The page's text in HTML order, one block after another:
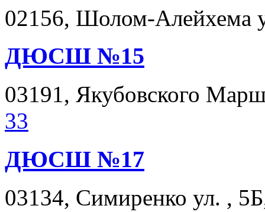
02156, Шолом-Алейхема
ДЮСШ №15
03191, Якубовского
33
ДЮСШ №17
03134, Симиренко ул. ,